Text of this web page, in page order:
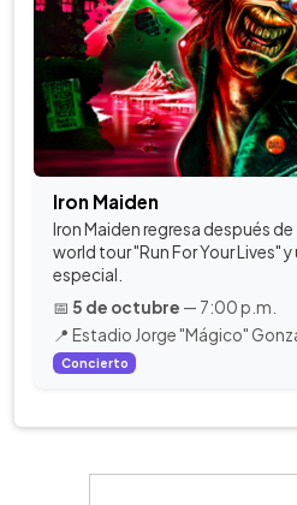
Iron Maiden
Iron Maiden regresa después de
world tour "Run For Your Lives"
especial.
📅 5 de octubre — 7:00 p.m.
📍 Estadio Jorge "Mágico"
Concierto